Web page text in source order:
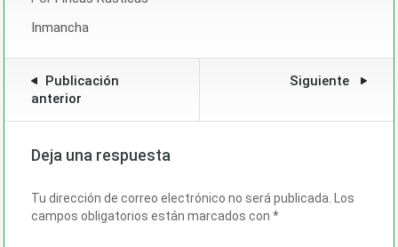
Inmancha
Publicación
anterior
Siguiente
Deja una respuesta
Tu dirección de correo electrónico no será publicada. Los
campos obligatorios están marcados con *